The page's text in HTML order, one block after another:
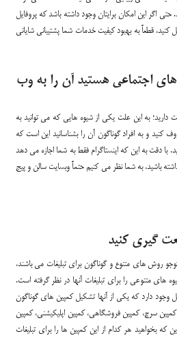
اگر این امکان برایتان وجود داشته باشد که پروفایل
کنید، قطعاً به بهبود کیفیت خدمات شما پشتیبانی شایانی
اجتماعی هستید آن را به وب
دارید؛ به این علت یکی از شیوه هایی که می توانید به
کنید و به افراد گوناگون آن را بشناسانید این است که
با دقت به این که اینستاگرام فقط به شما اجازه می دهد
باشید، به شما نظر می کنیم حتماً وبسایت سالن و پیج
گیری کنید
روش های متنوع و گوناگون برای تبلیغات می باشند،
های متنوعی را برای تبلیغات آنها در نظر گرفته است.
دارد که یکی از آنها تشکیل کمپین های گوناگون
سرچ، کمپین فروشگاهی، کمپین اپلیکیشنی، کمپین
بخواهید هر کدام از این کمپین ها را برای تبلیغات